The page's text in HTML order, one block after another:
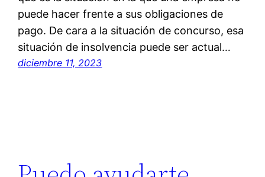
puede hacer frente a sus obligaciones de
pago. De cara a la situación de concurso, esa
situación de insolvencia puede ser actual…
diciembre 11, 2023